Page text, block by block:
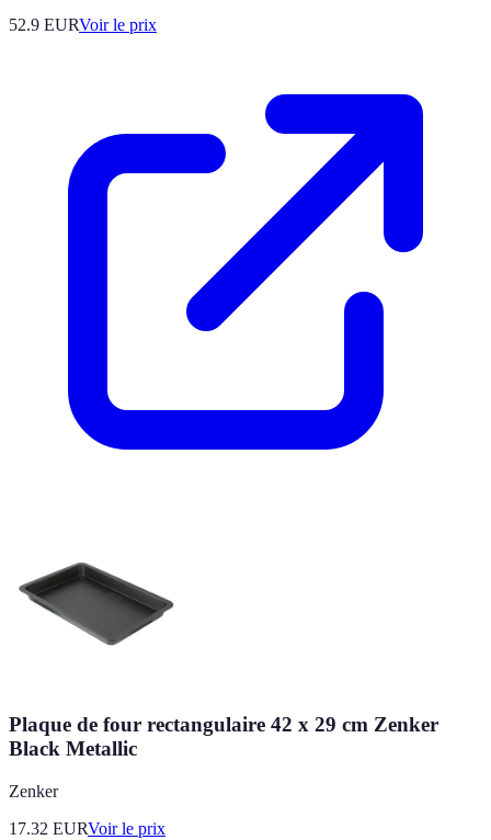
52.9 EURVoir le prix
Plaque de four rectangulaire 42 x 29 cm Zenker
Black Metallic
Zenker
17.32 EURVoir le prix